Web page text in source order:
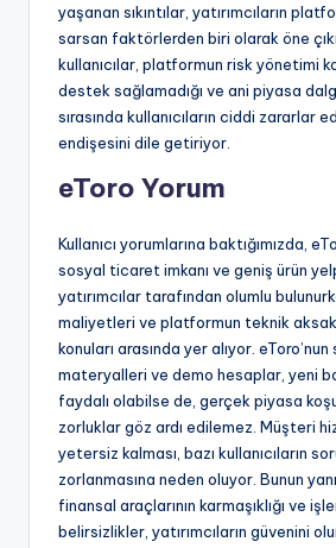
yaşanan sıkıntılar, yatırımcıların
sarsan faktörlerden biri olarak öne
kullanıcılar, platformun risk yönetimi
destek sağlamadığı ve ani piyasa
sırasında kullanıcıların ciddi zararlar
endişesini dile getiriyor.
eToro Yorum
Kullanıcı yorumlarına baktığımızda,
sosyal ticaret imkanı ve geniş ürün
yatırımcılar tarafından olumlu
maliyetleri ve platformun teknik
konuları arasında yer alıyor.
materyalleri ve demo hesaplar, yeni
faydalı olabilse de, gerçek piyasa
zorluklar göz ardı edilemez. Müşteri
yetersiz kalması, bazı kullanıcıların
zorlanmasına neden oluyor. Bunun
finansal araçlarının karmaşıklığı ve
belirsizlikler, yatırımcıların güvenini